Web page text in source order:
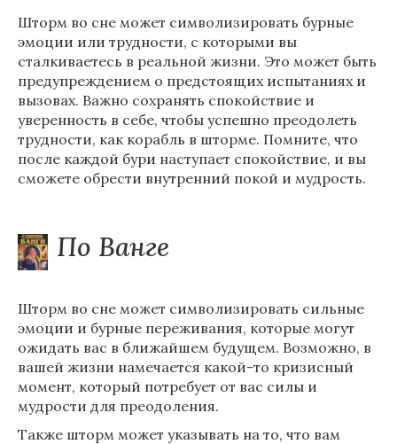
Шторм во сне может символизировать бурные
эмоции или трудности, с которыми вы
сталкиваетесь в реальной жизни. Это может быть
предупреждением о предстоящих испытаниях и
вызовах. Важно сохранять спокойствие и
уверенность в себе, чтобы успешно преодолеть
трудности, как корабль в шторме. Помните, что
после каждой бури наступает спокойствие, и вы
сможете обрести внутренний покой и мудрость.
По Ванге
Шторм во сне может символизировать сильные
эмоции и бурные переживания, которые могут
ожидать вас в ближайшем будущем. Возможно, в
вашей жизни намечается какой-то кризисный
момент, который потребует от вас силы и
мудрости для преодоления.
Также шторм может указывать на то, что вам